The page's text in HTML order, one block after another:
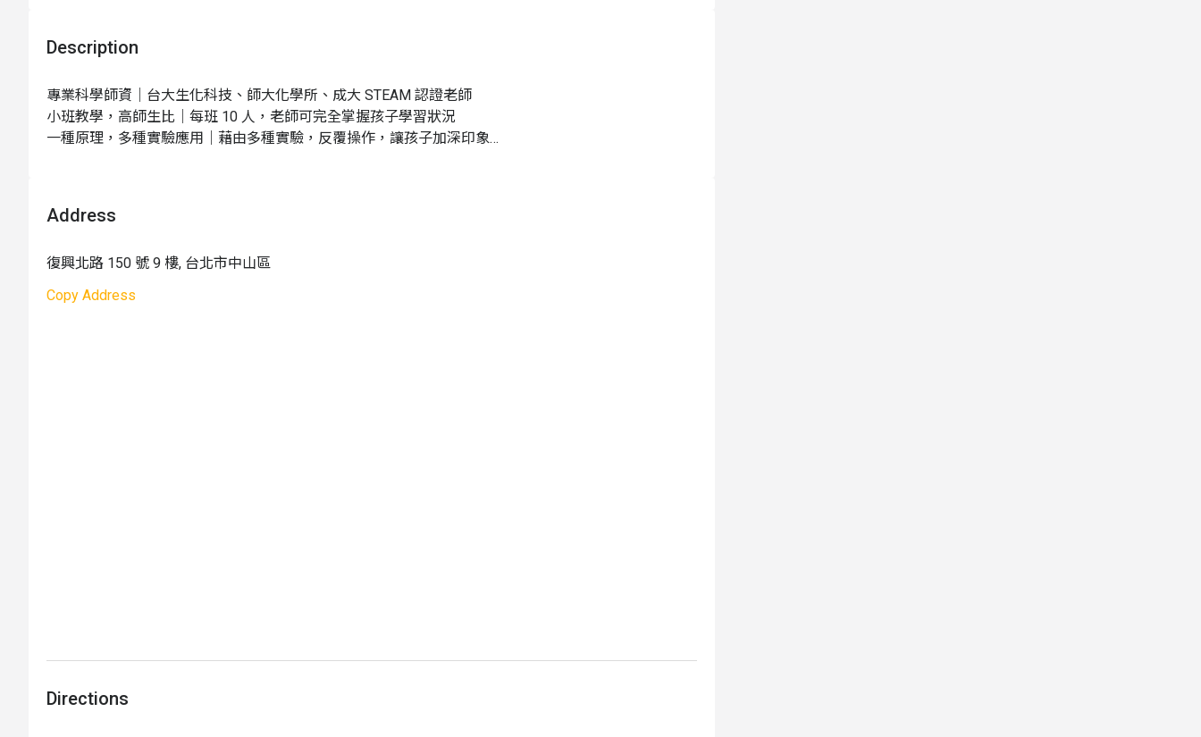
活動成行：
Description
專業科學師資｜台大生化科技、師大化學所、成大 STEAM 認證老師
小班教學，高師生比｜每班 10 人，老師可完全掌握孩子學習狀況
一種原理，多種實驗應用｜藉由多種實驗，反覆操作，讓孩子加深印象
Address
復興北路 150 號 9 樓, 台北市中山區
Copy Address
Directions